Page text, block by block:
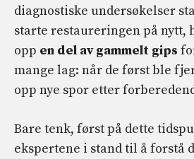
diagnostiske undersøkelser
starte restaureringen på nytt,
opp en del av gammelt gips
mange lag: når de først ble
opp nye spor etter
Bare tenk, først på dette
ekspertene i stand til å forstå